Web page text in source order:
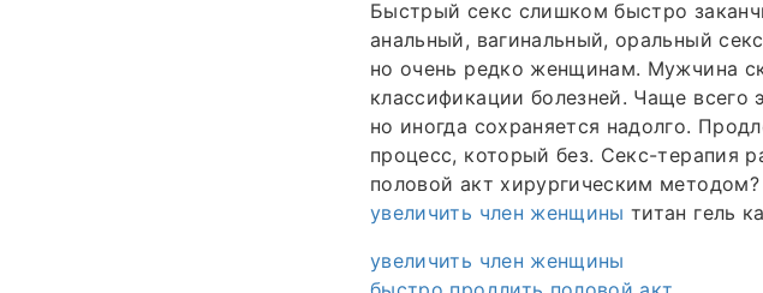
Быстрый секс слишком быстро
анальный, вагинальный, оральный
но очень редко женщинам. Мужчина
классификации болезней. Чаще
но иногда сохраняется надолго.
процесс, который без. Секс-терапия
половой акт хирургическим
увеличить член женщины титан гель
увеличить член женщины